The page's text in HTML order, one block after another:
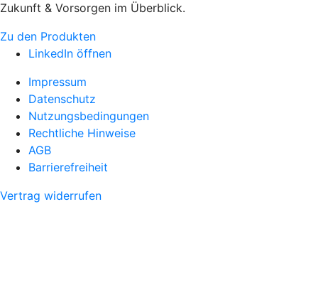
Zukunft & Vorsorgen im Überblick.
Zu den Produkten
LinkedIn öffnen
Impressum
Datenschutz
Nutzungsbedingungen
Rechtliche Hinweise
AGB
Barrierefreiheit
Vertrag widerrufen